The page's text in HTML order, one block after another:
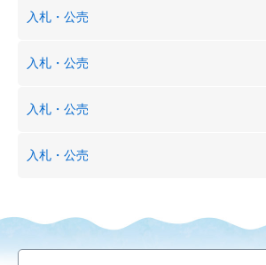
入札・公売
入札・公売
入札・公売
入札・公売